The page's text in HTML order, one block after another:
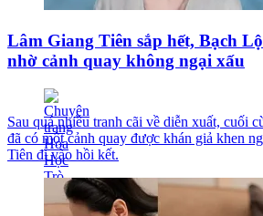
Lâm Giang Tiên sắp hết, Bạch
nhờ cảnh quay không ngại xấu
Sau quá nhiều tranh cãi về diễn xuất, cuối
đã có một cảnh quay được khán giả khen
Tiên đi vào hồi kết.